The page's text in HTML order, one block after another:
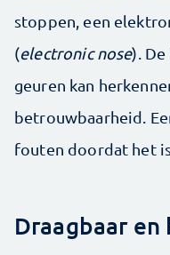
stoppen, een
(electronic nose).
geuren kan
betrouwbaarheid.
fouten doordat het
Draagbaar